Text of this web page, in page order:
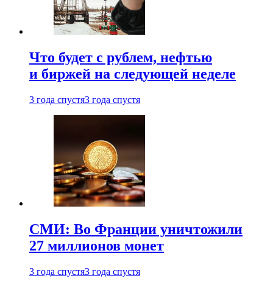
Что будет с рублем, нефтью
и биржей на следующей неделе
3 года спустя3 года спустя
СМИ: Во Франции уничтожили
27 миллионов монет
3 года спустя3 года спустя